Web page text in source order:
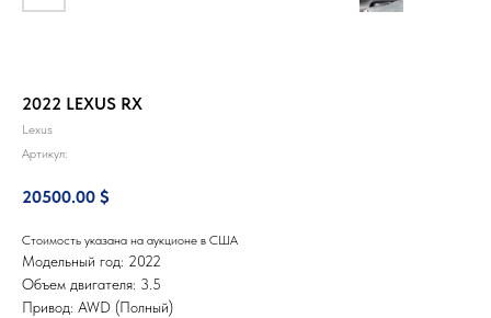
2022 LEXUS RX
Lexus
Артикул:
20500.00 $
Стоимость указана на аукционе в США
Модельный год: 2022
Объем двигателя: 3.5
Привод: AWD (Полный)